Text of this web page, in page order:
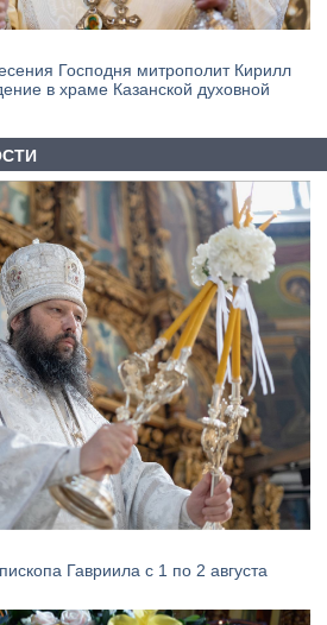
Господня митрополит Кирилл
в храме Казанской духовной
Гавриила с 1 по 2 августа